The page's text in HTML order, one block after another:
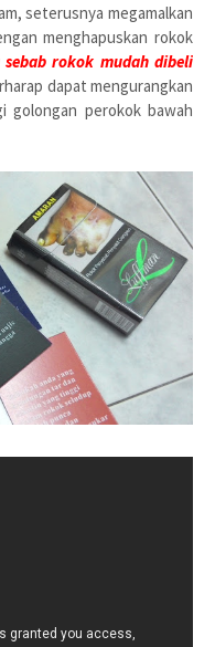
seterusnya megamalkan
menghapuskan rokok
rokok mudah dibeli
dapat mengurangkan
golongan perokok bawah